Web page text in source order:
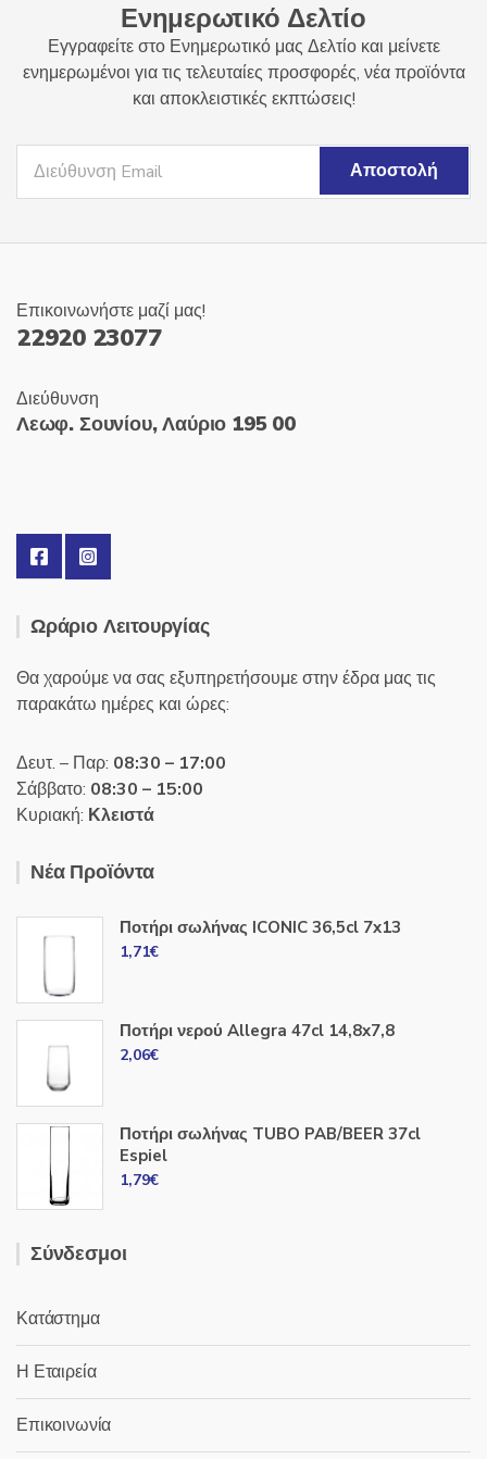
Ενημερωτικό Δελτίο
Εγγραφείτε στο Ενημερωτικό μας Δελτίο και μείνετε
ενημερωμένοι για τις τελευταίες προσφορές, νέα προϊόντα
και αποκλειστικές εκπτώσεις!
Επικοινωνήστε μαζί μας!
22920 23077
Διεύθυνση
Λεωφ. Σουνίου, Λαύριο 195 00
Ωράριο Λειτουργίας
Θα χαρούμε να σας εξυπηρετήσουμε στην έδρα μας τις
παρακάτω ημέρες και ώρες:
Δευτ. – Παρ: 08:30 – 17:00
Σάββατο: 08:30 – 15:00
Κυριακή: Κλειστά
Νέα Προϊόντα
Ποτήρι σωλήνας ICONIC 36,5cl 7x13
1,71€
Ποτήρι νερού Allegra 47cl 14,8x7,8
2,06€
Ποτήρι σωλήνας TUBO PAB/BEER 37cl
Espiel
1,79€
Σύνδεσμοι
Κατάστημα
Η Εταιρεία
Επικοινωνία